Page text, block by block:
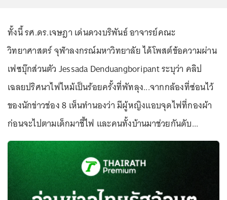
ทั้งนี้ รศ.ดร.เจษฎา เด่นดวงบริพันธ์ อาจารย์คณะ
วิทยาศาสตร์ จุฬาลงกรณ์มหาวิทยาลัย ได้โพสต์ข้อความผ่าน
เฟซบุ๊กส่วนตัว Jessada Denduangboripant ระบุว่า คลิป
เฉลยปริศนาไฟไหม้เป็นร้อยครั้งที่พัทลุง...จากกล้องที่ซ่อนไว้
ของนักข่าวช่อง 8 เห็นทำนองว่า มีผู้หญิงแอบจุดไฟที่กองผ้า
ก่อนจะไปตามเด็กมาชี้ไฟ และคนทั้งบ้านมาช่วยกันดับ...